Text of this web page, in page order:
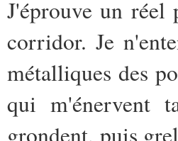
J'éprouve un réel
corridor. Je
métalliques des
qui m'énervent
grondent, puis